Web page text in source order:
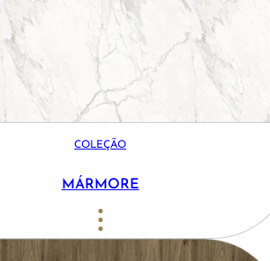
COLEÇÃO
MÁRMORE